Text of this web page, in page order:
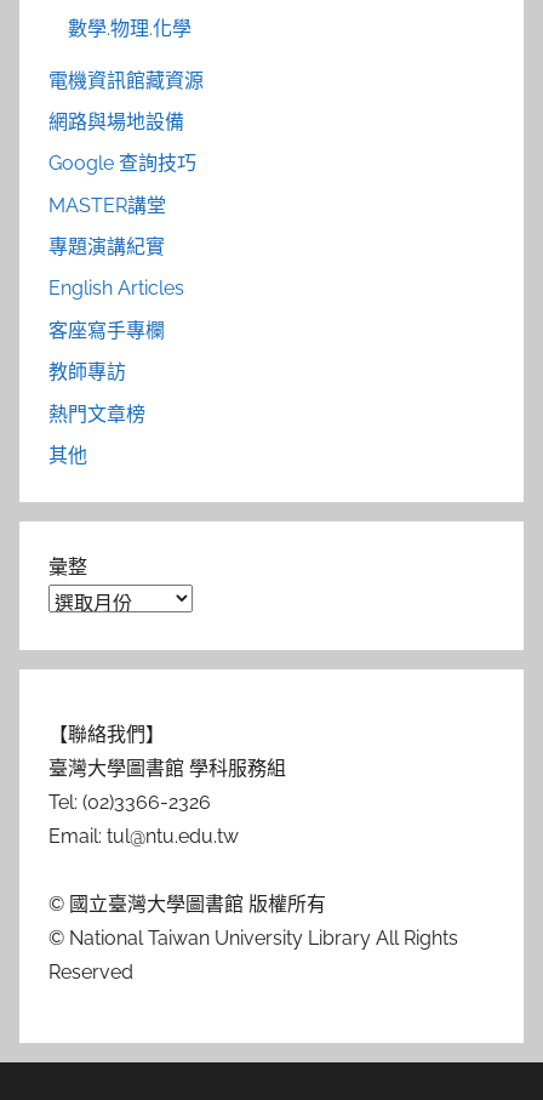
數學.物理.化學
電機資訊館藏資源
網路與場地設備
Google 查詢技巧
MASTER講堂
專題演講紀實
English Articles
客座寫手專欄
教師專訪
熱門文章榜
其他
彙整
【聯絡我們】
臺灣大學圖書館 學科服務組
Tel: (02)3366-2326
Email: tul@ntu.edu.tw
© 國立臺灣大學圖書館 版權所有
© National Taiwan University Library All Rights
Reserved